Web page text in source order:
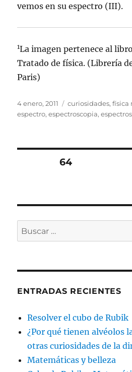
vemos en su espectro (III).
1La imagen pertenece al
Tratado de física. (Librería
Paris)
Publicado
el
4 enero, 2011 Categorías
curiosidades,física
espectro,espectroscopia,
Paginación
entradas
PÁGINA64
Buscar
por:
ENTRADAS RECIENTES
Resolver el cubo de Rubik
¿Por qué tienen alvéolos
otras curiosidades de la
Matemáticas y belleza